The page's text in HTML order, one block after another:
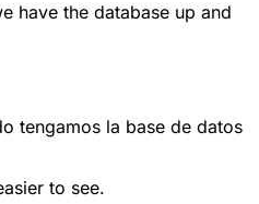
have the database up and
tengamos la base de datos
to see.